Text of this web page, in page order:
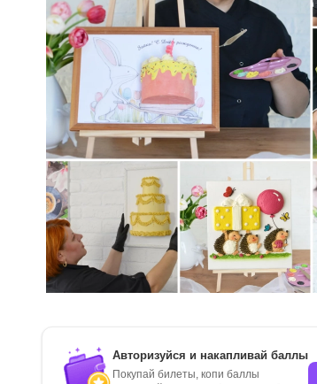
Авторизуйся и накапливай баллы
Покупай билеты, копи баллы